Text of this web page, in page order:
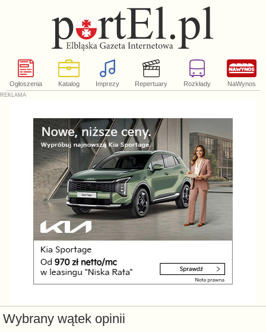
Ogłoszenia Katalog Imprezy Repertuary Rozkłady NaWynos
Wybrany wątek opinii